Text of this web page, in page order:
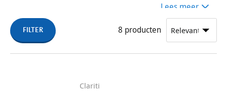
draagcomfort. Met WetLoc(t)-technologie wordt het
mogelijk. Met het WetLoc-proces ontstaat een lens die
op natuurlijke wijze watermoleculen op het
lensoppervlak aantrekt en bindt, zodat uw ogen de hele
dag door vochtig en prettig blijven aanvoelen.
Lees meer
FILTER 8 producten
Clariti